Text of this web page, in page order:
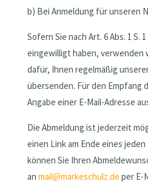
b) Bei Anmeldung für unseren
Sofern Sie nach Art. 6 Abs. 1 S.
eingewilligt haben, verwenden
dafür, Ihnen regelmäßig
übersenden. Für den Empfang
Angabe einer E-Mail-Adresse
Die Abmeldung ist jederzeit
einen Link am Ende eines
können Sie Ihren
an mail@markeschulz.de per E-